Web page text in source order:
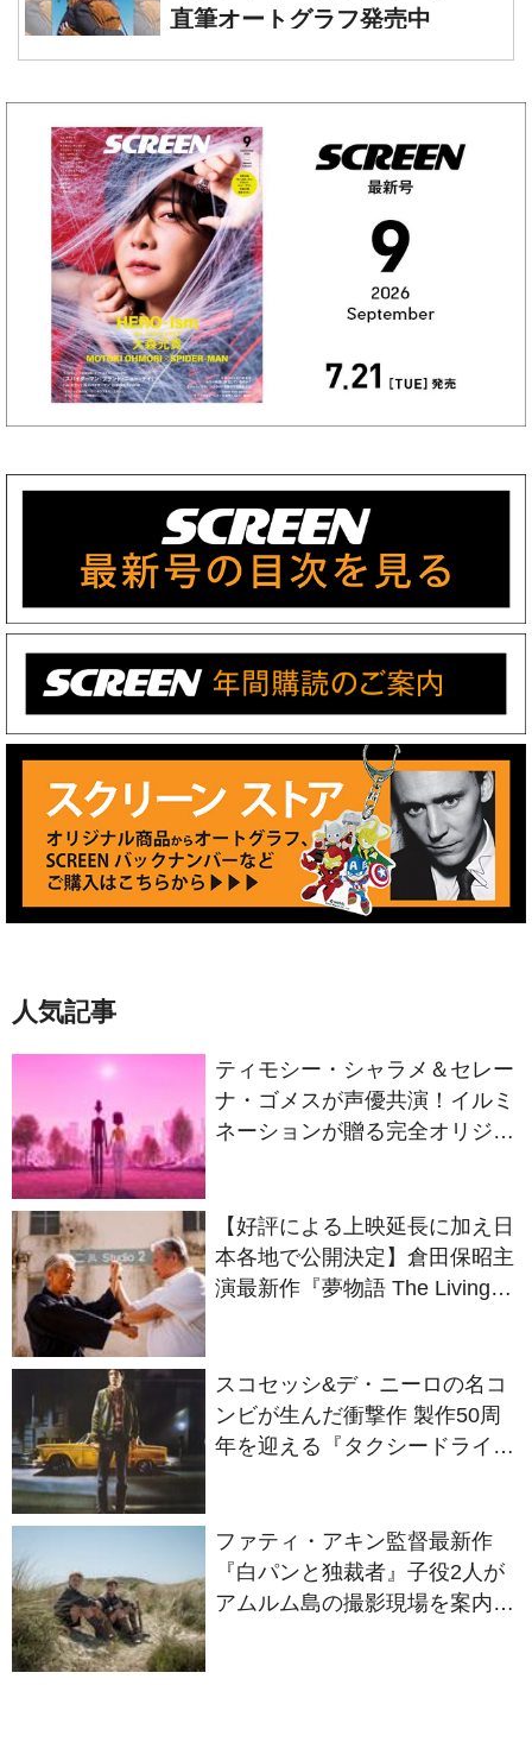
直筆オートグラフ発売中
人気記事
ティモシー・シャラメ＆セレー
ナ・ゴメスが声優共演！イルミ
ネーションが贈る完全オリジナ
【好評による上映延長に加え日
本各地で公開決定】倉田保昭主
演最新作『夢物語 The Living
スコセッシ&デ・ニーロの名コ
ンビが生んだ衝撃作 製作50周
年を迎える『タクシードライバ
ファティ・アキン監督最新作
『白パンと独裁者』子役2人が
アムルム島の撮影現場を案内！